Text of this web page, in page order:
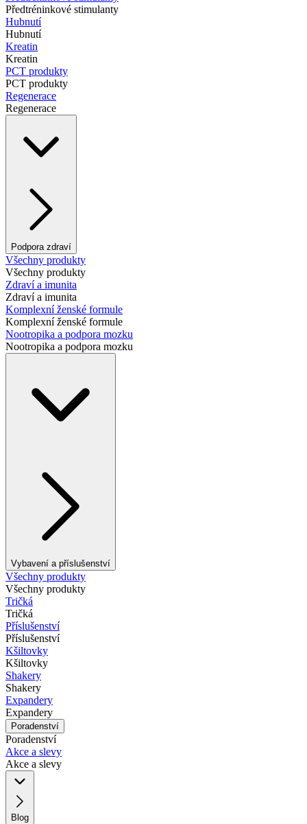
Předtréninkové stimulanty
Hubnutí
Hubnutí
Kreatin
Kreatin
PCT produkty
PCT produkty
Regenerace
Regenerace
Podpora zdraví
Všechny produkty
Všechny produkty
Zdraví a imunita
Zdraví a imunita
Komplexní ženské formule
Komplexní ženské formule
Nootropika a podpora mozku
Nootropika a podpora mozku
Vybavení a příslušenství
Všechny produkty
Všechny produkty
Tričká
Tričká
Příslušenství
Příslušenství
Kšiltovky
Kšiltovky
Shakery
Shakery
Expandery
Expandery
Poradenství
Poradenství
Akce a slevy
Akce a slevy
Blog